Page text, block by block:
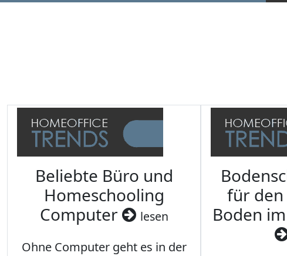
Beliebte Büro und
Homeschooling
Computer
lesen
Ohne Computer geht es in der
für den
Boden